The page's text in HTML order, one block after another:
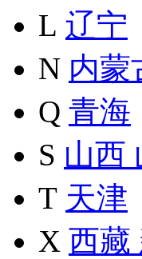
L 辽宁
N 内蒙
Q 青海
S 山西
T 天津
X 西藏